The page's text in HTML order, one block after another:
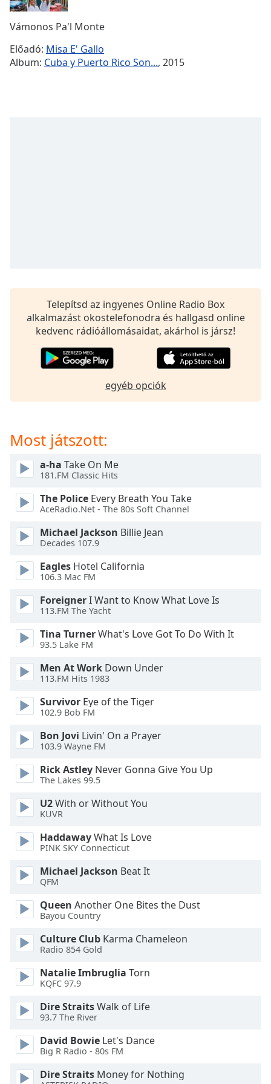
Time-
settings
dialog
subtitles
off,
selected
Fullscreen
modal
window.
Beginning
dialog
window.
cancel
and
close
window.
Text
Color
Opacity
Color
Opacity
Caption
Area
Background
Color
Opacity
Font
Text
Edge
Vámonos Pa'l Monte
Előadó: Misa E' Gallo
Album: Cuba y Puerto Rico Son..., 2015
Telepítsd az ingyenes Online Radio Box
alkalmazást okostelefonodra és hallgasd online
kedvenc rádióállomásaidat, akárhol is jársz!
egyéb opciók
Most játszott:
a-ha Take On Me
181.FM Classic Hits
The Police Every Breath You Take
AceRadio.Net - The 80s Soft Channel
Michael Jackson Billie Jean
Decades 107.9
Eagles Hotel California
106.3 Mac FM
ForeignerI Want to Know What Love Is
113.FM The Yacht
Tina TurnerWhat's Love Got To Do With It
93.5 Lake FM
Men At Work Down Under
113.FM Hits 1983
Survivor Eye of the Tiger
102.9 Bob FM
Bon Jovi Livin' On a Prayer
103.9 Wayne FM
Rick Astley Never Gonna Give You Up
The Lakes 99.5
U2With or Without You
KUVR
HaddawayWhat Is Love
PINK SKY Connecticut
Michael Jackson Beat It
QFM
Queen Another One Bites the Dust
Bayou Country
Culture Club Karma Chameleon
Radio 854 Gold
Natalie Imbruglia Torn
KQFC 97.9
Dire StraitsWalk of Life
93.7 The River
David Bowie Let's Dance
Big R Radio - 80s FM
Dire Straits Money for Nothing